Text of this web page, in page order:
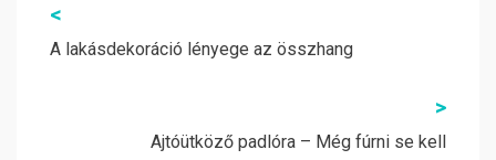
Bejegyzés
navigáció
<
A lakásdekoráció lényege az összhang
>
Ajtóütköző padlóra – Még fúrni se kell